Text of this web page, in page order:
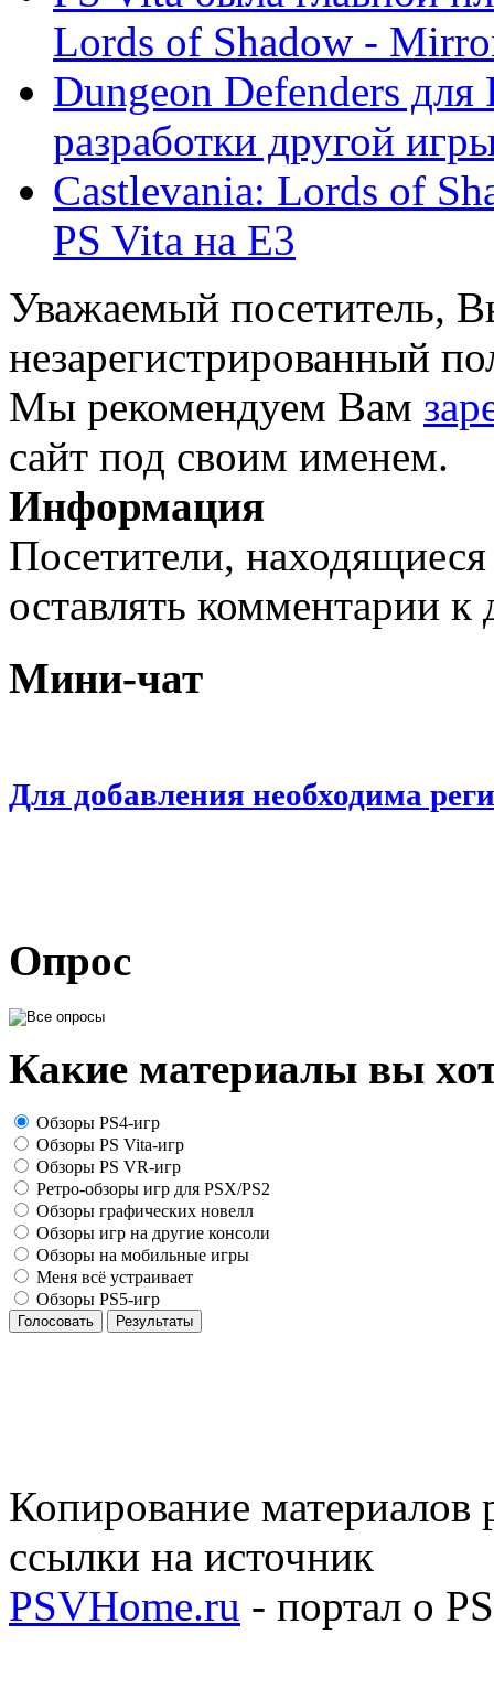
Lords of Shadow -
Dungeon Defenders
разработки другой
Castlevania: Lords of
PS Vita на E3
Уважаемый посетитель,
незарегистрированный
Мы рекомендуем Вам
сайт под своим именем.
Информация
Посетители,
оставлять комментарии
Мини-чат
Для добавления необходима
Опрос
Какие материалы вы
Обзоры PS4-игр
Обзоры PS Vita-игр
Обзоры PS VR-игр
Ретро-обзоры игр для PSX/PS2
Обзоры графических новелл
Обзоры игр на другие консоли
Обзоры на мобильные игры
Меня всё устраивает
Обзоры PS5-игр
Голосовать Результаты
Копирование материалов
ссылки на источник
PSVHome.ru - портал о